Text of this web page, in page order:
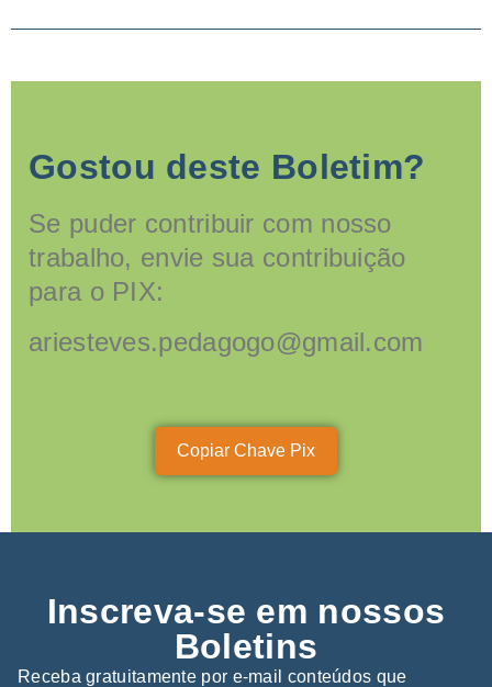
Gostou deste Boletim?
Se puder contribuir com nosso
trabalho, envie sua contribuição
para o PIX:
ariesteves.pedagogo@gmail.com
Copiar Chave Pix
Inscreva-se em nossos
Boletins
Receba gratuitamente por e-mail conteúdos que